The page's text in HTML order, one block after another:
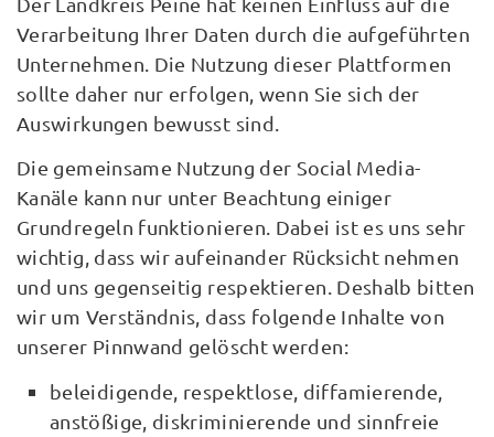
Verarbeitung Ihrer Daten durch die aufgeführten
Unternehmen. Die Nutzung dieser Plattformen
sollte daher nur erfolgen, wenn Sie sich der
Auswirkungen bewusst sind.
Die gemeinsame Nutzung der Social Media-
Kanäle kann nur unter Beachtung einiger
Grundregeln funktionieren. Dabei ist es uns sehr
wichtig, dass wir aufeinander Rücksicht nehmen
und uns gegenseitig respektieren. Deshalb bitten
wir um Verständnis, dass folgende Inhalte von
unserer Pinnwand gelöscht werden:
beleidigende, respektlose, diffamierende,
anstößige, diskriminierende und sinnfreie